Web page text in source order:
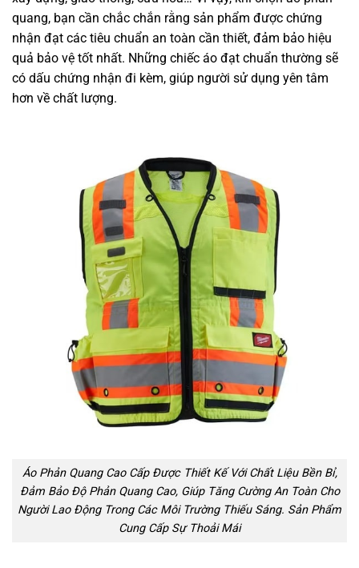
quang, bạn cần chắc chắn rằng sản phẩm được chứng
nhận đạt các tiêu chuẩn an toàn cần thiết, đảm bảo hiệu
quả bảo vệ tốt nhất. Những chiếc áo đạt chuẩn thường sẽ
có dấu chứng nhận đi kèm, giúp người sử dụng yên tâm
hơn về chất lượng.
Áo Phản Quang Cao Cấp Được Thiết Kế Với Chất Liệu Bền Bỉ,
Đảm Bảo Độ Phản Quang Cao, Giúp Tăng Cường An Toàn Cho
Người Lao Động Trong Các Môi Trường Thiếu Sáng. Sản Phẩm
Cung Cấp Sự Thoải Mái